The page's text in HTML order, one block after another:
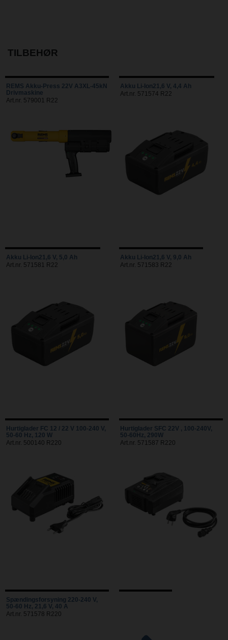
TILBEHØR
REMS Akku-Press 22V A3XL-45kN
Drivmaskine
Art.nr. 579001 R22
Akku Li-Ion21,6 V, 4,4 Ah
Art.nr. 571574 R22
Akku Li-Ion21,6 V, 5,0 Ah
Art.nr. 571581 R22
Akku Li-Ion21,6 V, 9,0 Ah
Art.nr. 571583 R22
Hurtiglader FC 12 / 22 V 100-240 V,
50-60 Hz, 120 W
Art.nr. 500140 R220
Hurtiglader SFC 22V , 100-240V,
50-60Hz, 290W
Art.nr. 571587 R220
Spændingsforsyning 220-240 V,
50-60 Hz, 21,6 V, 40 A
Art.nr. 571578 R220